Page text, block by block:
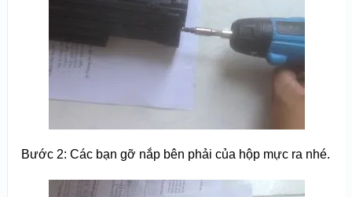
Bước 2: Các bạn gỡ nắp bên phải của hộp mực ra nhé.